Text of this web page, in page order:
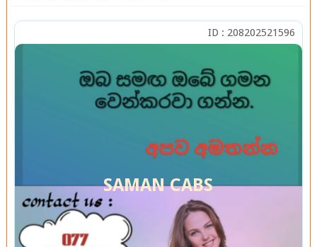
ID : 208202521596
SAMAN CABS